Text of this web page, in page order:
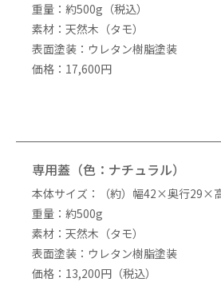
重量：約500g（税込）
素材：天然木（タモ）
表面塗装：ウレタン樹脂塗装
価格：17,600円
専用蓋（色：ナチュラル）
本体サイズ：（約）幅42×奥行29×
重量：約500g
素材：天然木（タモ）
表面塗装：ウレタン樹脂塗装
価格：13,200円（税込）